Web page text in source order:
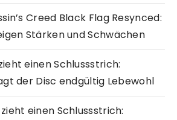
Creed Black Flag Resynced:
Stärken und Schwächen
einen Schlussstrich:
der Disc endgültig Lebewohl
einen Schlussstrich: